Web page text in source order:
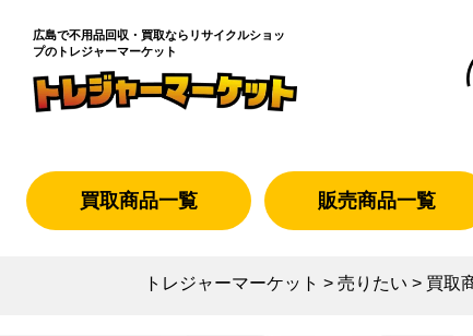
広島で不用品回収・買取なら リサイクルショッ
プのトレジャーマーケット
買取商品一覧 販売商品一覧
トレジャーマーケット > 売りたい > 買取